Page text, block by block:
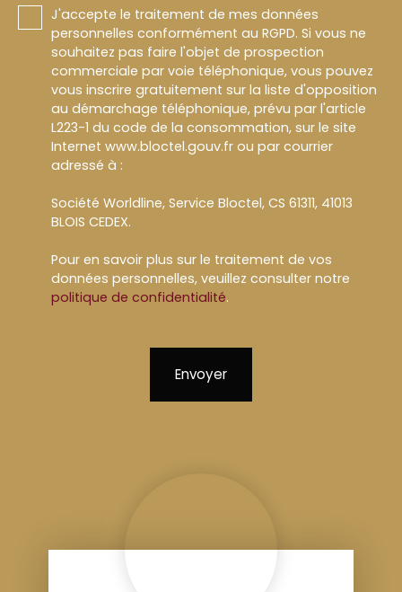
J'accepte le traitement de mes données
personnelles conformément au RGPD. Si vous ne
souhaitez pas faire l'objet de prospection
commerciale par voie téléphonique, vous pouvez
vous inscrire gratuitement sur la liste d'opposition
au démarchage téléphonique, prévu par l'article
L223-1 du code de la consommation, sur le site
Internet www.bloctel.gouv.fr ou par courrier
adressé à :
Société Worldline, Service Bloctel, CS 61311, 41013
BLOIS CEDEX.
Pour en savoir plus sur le traitement de vos
données personnelles, veuillez consulter notre
politique de confidentialité.
Envoyer